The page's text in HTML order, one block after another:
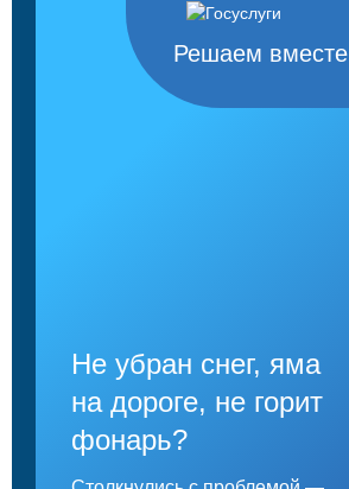
Решаем вместе
Не убран снег, яма
на дороге, не горит
фонарь?